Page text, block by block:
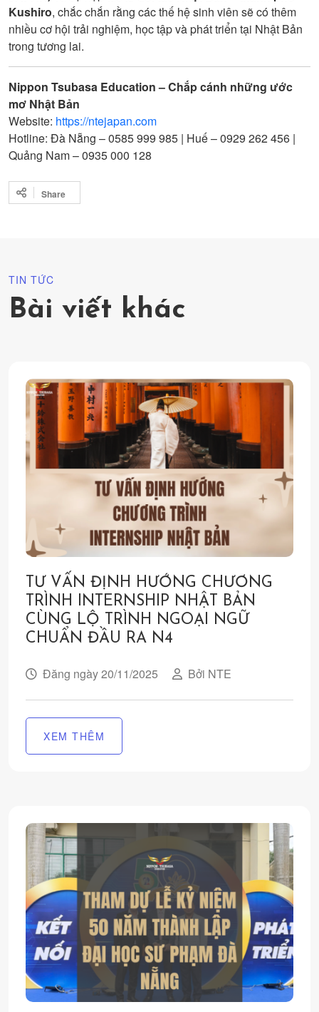
Kushiro, chắc chắn rằng các thế hệ sinh viên sẽ có thêm
nhiều cơ hội trải nghiệm, học tập và phát triển tại Nhật Bản
trong tương lai.
Nippon Tsubasa Education – Chắp cánh những ước
mơ Nhật Bản
Website: https://ntejapan.com
Hotline: Đà Nẵng – 0585 999 985 | Huế – 0929 262 456 |
Quảng Nam – 0935 000 128
Share
TIN TỨC
Bài viết khác
TƯ VẤN ĐỊNH HƯỚNG CHƯƠNG
TRÌNH INTERNSHIP NHẬT BẢN
CÙNG LỘ TRÌNH NGOẠI NGỮ
CHUẨN ĐẦU RA N4
Đăng ngày 20/11/2025 Bởi NTE
XEM THÊM